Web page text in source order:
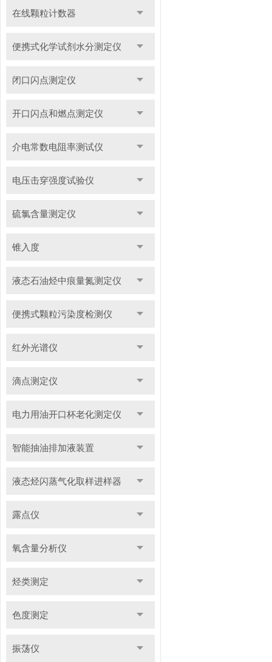
在线颗粒计数器
便携式化学试剂水分测定仪
闭口闪点测定仪
开口闪点和燃点测定仪
介电常数电阻率测试仪
电压击穿强度试验仪
硫氯含量测定仪
锥入度
液态石油烃中痕量氮测定仪
便携式颗粒污染度检测仪
红外光谱仪
滴点测定仪
电力用油开口杯老化测定仪
智能抽油排加液装置
液态烃闪蒸气化取样进样器
露点仪
氧含量分析仪
烃类测定
色度测定
振荡仪